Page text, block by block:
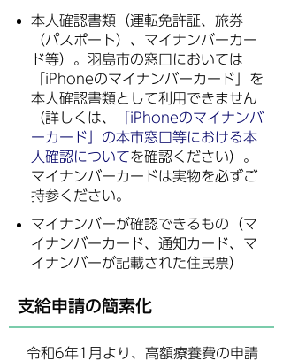
本人確認書類（運転免許証、旅券
（パスポート）、マイナンバーカー
ド等）。羽島市の窓口においては
「iPhoneのマイナンバーカード」を
本人確認書類として利用できません
（詳しくは、
「iPhoneのマイナンバ
ーカード」の本市窓口等における本
人確認についてを確認ください）。
マイナンバーカードは実物を必ずご
持参ください。
マイナンバーが確認できるもの（マ
イナンバーカード、通知カード、マ
イナンバーが記載された住民票）
支給申請の簡素化
令和6年1月より、高額療養費の申請